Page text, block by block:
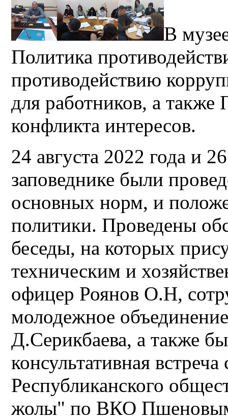
В
Политика
противодействию
для работников, а
конфликта интересов.
24 августа 2022 года и
заповеднике были
основных норм, и
политики. Проведены
беседы, на которых
техническим и
офицер Роянов О.Н,
молодежное
Д.Серикбаева, а также
консультативная
Республиканского
жолы" по ВКО